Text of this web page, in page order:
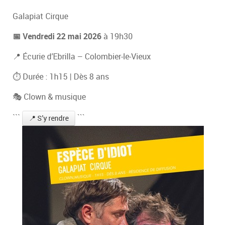
Galapiat Cirque
📅 Vendredi 22 mai 2026 à 19h30
📍 Écurie d’Ebrilla – Colombier-le-Vieux
⏱ Durée : 1h15 | Dès 8 ans
🎭 Clown & musique
```
📍 S’y rendre ```